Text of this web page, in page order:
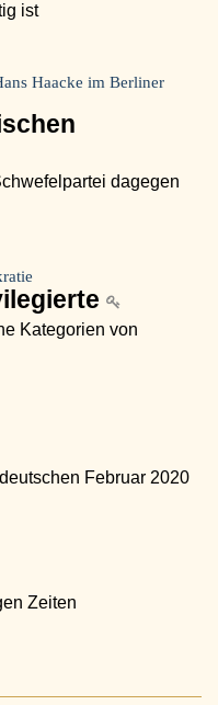
ist
Haacke im Berliner
dagegen
Kategorien von
Februar 2020
Zeiten